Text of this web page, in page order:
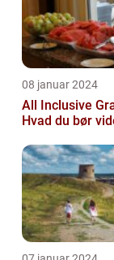
08 januar 2024
All Inclusive
Hvad du bør